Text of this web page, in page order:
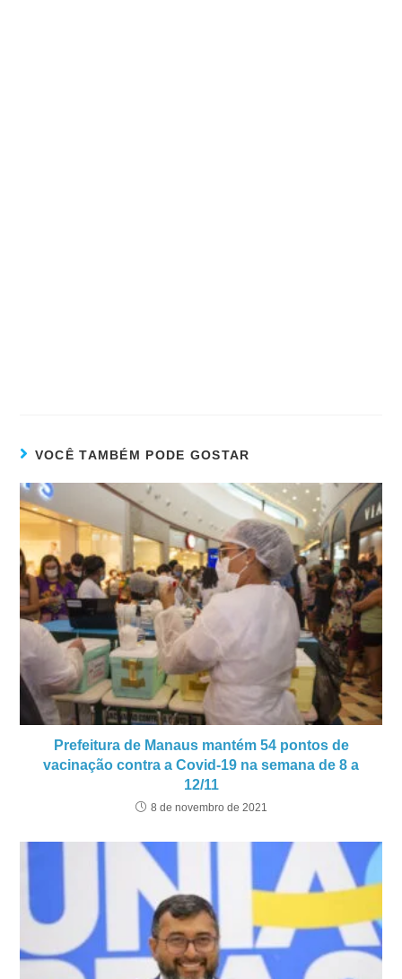
VOCÊ TAMBÉM PODE GOSTAR
Prefeitura de Manaus mantém 54 pontos de
vacinação contra a Covid-19 na semana de 8 a
12/11
8 de novembro de 2021